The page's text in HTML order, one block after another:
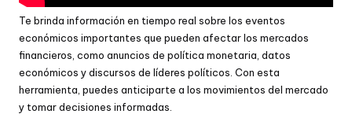
Te brinda información en tiempo real sobre los eventos
económicos importantes que pueden afectar los mercados
financieros, como anuncios de política monetaria, datos
económicos y discursos de líderes políticos. Con esta
herramienta, puedes anticiparte a los movimientos del mercado
y tomar decisiones informadas.